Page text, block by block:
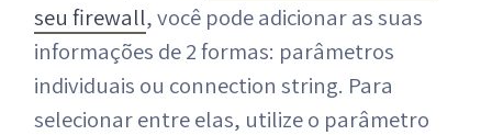
seu firewall, você pode adicionar as suas
informações de 2 formas: parâmetros
individuais ou connection string. Para
selecionar entre elas, utilize o parâmetro